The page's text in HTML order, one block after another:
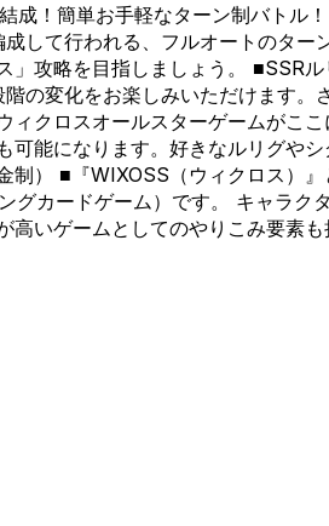
成！簡単お手軽なターン制バトル
して行われる、フルオートのタ
」攻略を目指しましょう。 ■SSR
の変化をお楽しみいただけます
ィクロスオールスターゲームがこ
可能になります。好きなルリグや
制） ■『WIXOSS（ウィクロス）
グカードゲーム）です。 キャラク
高いゲームとしてのやりこみ要素も